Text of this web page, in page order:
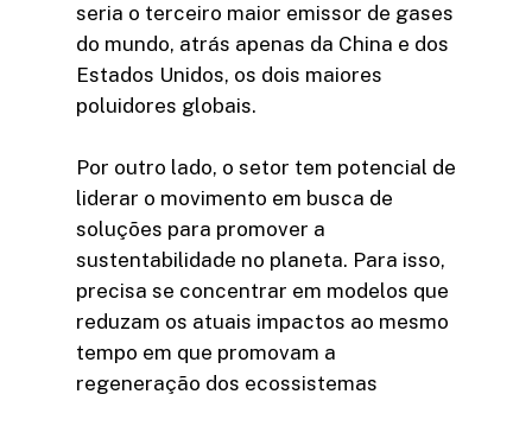
seria o terceiro maior emissor de gases
do mundo, atrás apenas da China e dos
Estados Unidos, os dois maiores
poluidores globais.
Por outro lado, o setor tem potencial de
liderar o movimento em busca de
soluções para promover a
sustentabilidade no planeta. Para isso,
precisa se concentrar em modelos que
reduzam os atuais impactos ao mesmo
tempo em que promovam a
regeneração dos ecossistemas